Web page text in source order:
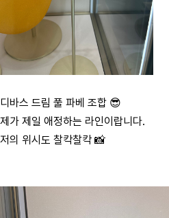
디바스 드림 풀 파베 조합 😎
제가 제일 애정하는 라인이랍니다.
저의 위시도 찰칵찰칵 📸